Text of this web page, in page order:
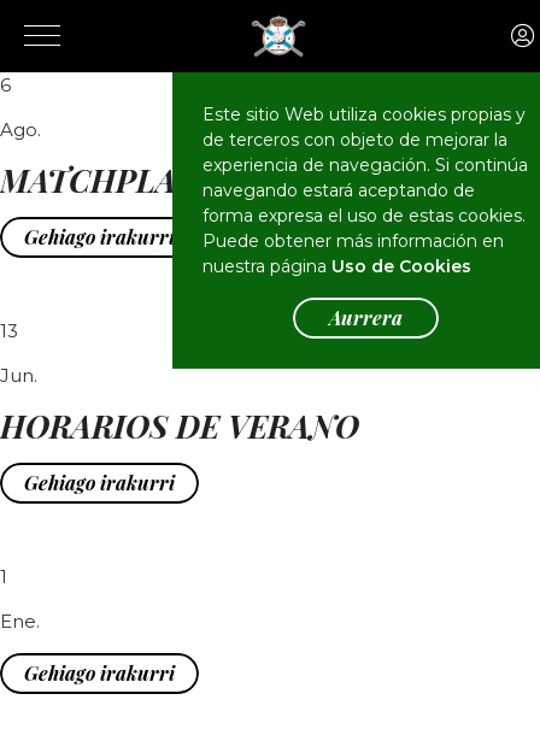
Este sitio Web utiliza cookies propias y
de terceros con objeto de mejorar la
experiencia de navegación. Si continúa
navegando estará aceptando de
forma expresa el uso de estas cookies.
Puede obtener más información en
nuestra página Uso de Cookies
Aurrera
6
Ago.
MATCHPLAY GIPUZKOA - BIZKAIA
Gehiago irakurri
13
Jun.
HORARIOS DE VERANO
Gehiago irakurri
1
Ene.
Gehiago irakurri